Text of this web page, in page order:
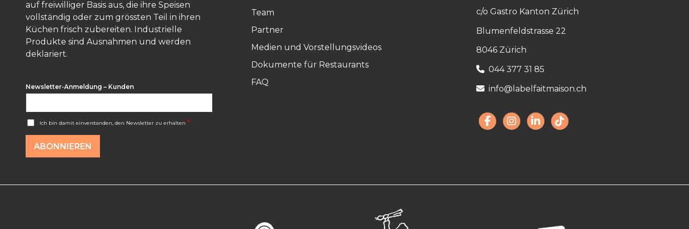
auf freiwilliger Basis aus, die ihre Speisen
vollständig oder zum grössten Teil in ihren
Küchen frisch zubereiten. Industrielle
Produkte sind Ausnahmen und werden
deklariert.
Newsletter-Anmeldung – Kunden
A
c
c
d
Ich bin damit einverstanden, den Newsletter zu erhalten *
ABONNIEREN
Team
Partner
Medien und Vorstellungsvideos
Dokumente für Restaurants
FAQ
c/o Gastro Kanton Zürich
Blumenfeldstrasse 22
8046 Zürich
044 377 31 85
info@labelfaitmaison.ch